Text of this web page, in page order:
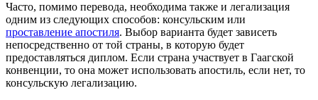
Часто, помимо перевода, необходима также и легализация
одним из следующих способов: консульским или
проставление апостиля. Выбор варианта будет зависеть
непосредственно от той страны, в которую будет
предоставляться диплом. Если страна участвует в Гаагской
конвенции, то она может использовать апостиль, если нет, то
консульскую легализацию.